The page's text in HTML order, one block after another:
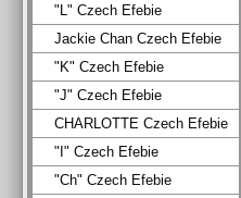
"L" Czech Efebie
Jackie Chan Czech Efebie
"K" Czech Efebie
"J" Czech Efebie
CHARLOTTE Czech Efebie
"I" Czech Efebie
"Ch" Czech Efebie